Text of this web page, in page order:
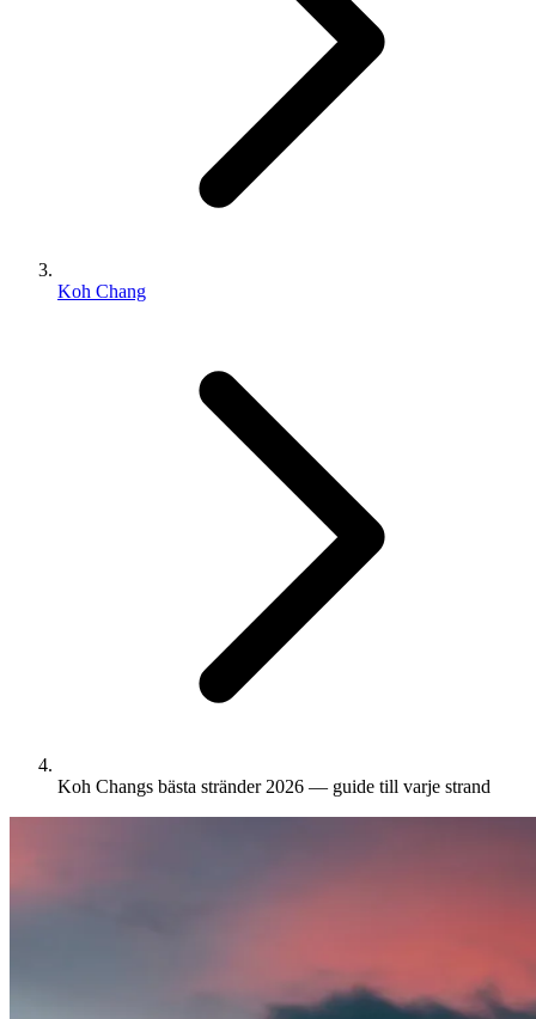
Koh Chang
Koh Changs bästa stränder 2026 — guide till varje strand